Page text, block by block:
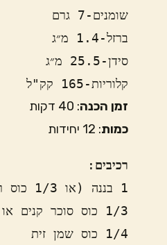
שומנים-7 גרם
ברזל-1.4 מ״ג
סידן-25.5 מ״ג
קלוריות-165 קק"ל
זמן הכנה: 40 דקות
כמות: 12 יחידות
רכיבים